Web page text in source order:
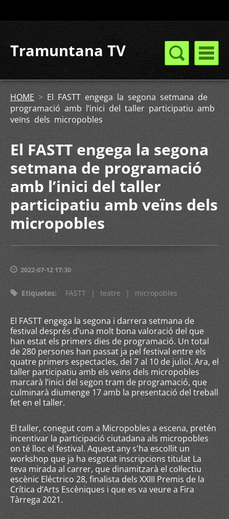
Tramuntana TV
HOME > El FASTT engega la segona setmana de
programació amb l’inici del taller participatiu amb
veïns dels micropobles
El FASTT engega la segona
setmana de programació
amb l’inici del taller
participatiu amb veïns dels
micropobles
2022-07-12 17:30
Etiquetes: FASTT | teatre | micropobles
El FASTT engega la segona i darrera setmana de
festival després d’una molt bona valoració del que
han estat els primers dies de programació. Un total
de 280 persones han passat ja pel festival entre els
quatre primers espectacles, del 7 al 10 de juliol. Ara, el
taller participatiu amb els veïns dels micropobles
marcarà l’inici del segon tram de programació, que
culminarà diumenge 17 amb la presentació del treball
fet en el taller.
El taller, conegut com a Micropobles a escena, pretén
incentivar la participació ciutadana als micropobles
on té lloc el festival. Aquest any s'ha escollit un
workshop que ja ha esgotat inscripcions titulat La
teva mirada al carrer, que dinamitzarà el col·lectiu
escènic Eléctrico 28, finalista dels XXIII Premis de la
Crítica d’Arts Escèniques i que es va veure a Fira
Tàrrega 2021.